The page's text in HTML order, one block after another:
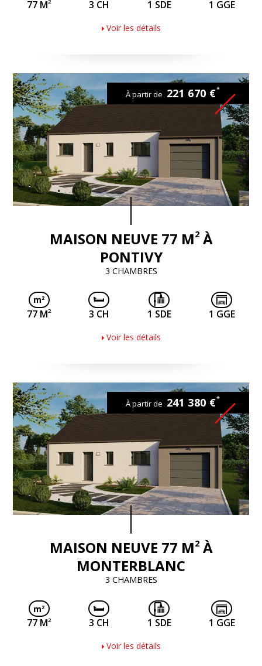
77 M2 3 CH 1 SDE 1 GGE
Voir les détails
MAISON NEUVE 77 M2À
PONTIVY
3 CHAMBRES
À partir de 221 670 €*
77 M2 3 CH 1 SDE 1 GGE
Voir les détails
MAISON NEUVE 77 M2À
MONTERBLANC
3 CHAMBRES
À partir de 241 380 €*
77 M2 3 CH 1 SDE 1 GGE
Voir les détails